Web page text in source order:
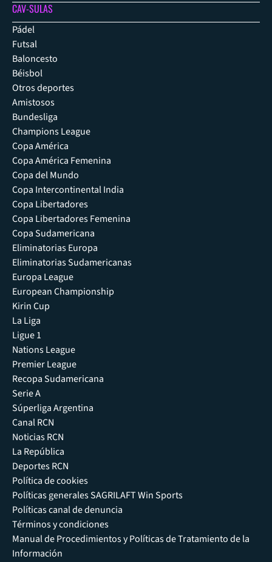
CAV-SULAS
Pádel
Futsal
Baloncesto
Béisbol
Otros deportes
Amistosos
Bundesliga
Champions League
Copa América
Copa América Femenina
Copa del Mundo
Copa Intercontinental India
Copa Libertadores
Copa Libertadores Femenina
Copa Sudamericana
Eliminatorias Europa
Eliminatorias Sudamericanas
Europa League
European Championship
Kirin Cup
La Liga
Ligue 1
Nations League
Premier League
Recopa Sudamericana
Serie A
Súperliga Argentina
Canal RCN
Noticias RCN
La República
Deportes RCN
Política de cookies
Políticas generales SAGRILAFT Win Sports
Políticas canal de denuncia
Términos y condiciones
Manual de Procedimientos y Políticas de Tratamiento de la
Información